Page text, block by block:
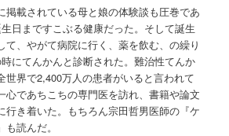
載されている母と娘の体験談も圧巻であ
日まですこぶる健康だった。そして誕生
て、やがて病院に行く、薬を飲む、の繰り
にてんかんと診断された。難治性てんか
世界で2,400万人の患者がいると言われて
心であちこちの専門医を訪れ、書籍や論文
行き着いた。もちろん宗田哲男医師の『ケ
読んだ。